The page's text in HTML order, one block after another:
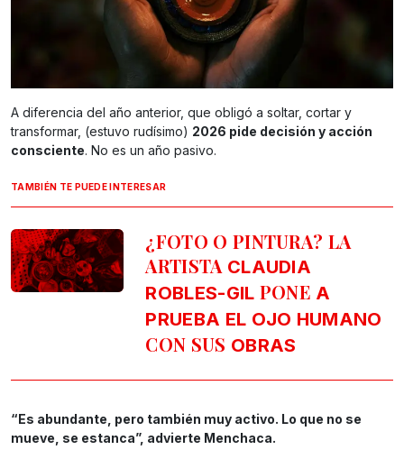
A diferencia del año anterior, que obligó a soltar, cortar y
transformar, (estuvo rudísimo) 2026 pide decisión y acción
consciente. No es un año pasivo.
TAMBIÉN TE PUEDE INTERESAR
¿FOTO O PINTURA? LA
ARTISTA CLAUDIA
ROBLES-GIL PONE A
PRUEBA EL OJO HUMANO
CON SUS OBRAS
“Es abundante, pero también muy activo. Lo que no se
mueve, se estanca”, advierte Menchaca.